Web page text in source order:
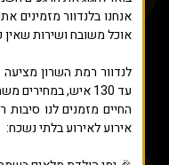
אנחנו בלנדוור מזמינים
אוכל משובח ושירות שאין
לנדוור רמת השרון
עד 130 איש, במחירים משתלמים במיוחד.
החיים מזמנים לנו סיבות
אירוע לאירוע בלתי נשכח: